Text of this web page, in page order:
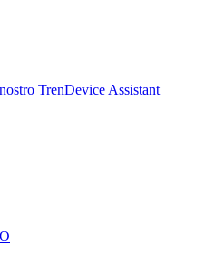
TrenDevice Assistant